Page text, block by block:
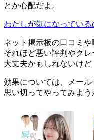
とか心配だよ。
わたしが気になっている
ネット掲示板の口コミや
それほど悪い評判やク
大丈夫かもしれないけど
効果については、メー
思い切ってやってみよう